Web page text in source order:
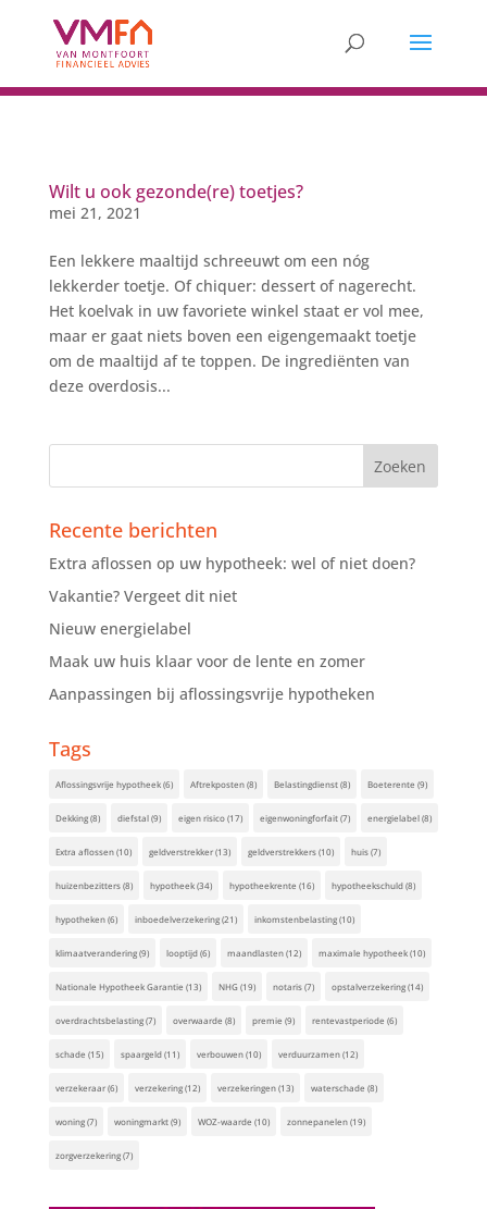
Wilt u ook gezonde(re) toetjes?
mei 21, 2021
Een lekkere maaltijd schreeuwt om een nóg
lekkerder toetje. Of chiquer: dessert of nagerecht.
Het koelvak in uw favoriete winkel staat er vol mee,
maar er gaat niets boven een eigengemaakt toetje
om de maaltijd af te toppen. De ingrediënten van
deze overdosis...
Recente berichten
Extra aflossen op uw hypotheek: wel of niet doen?
Vakantie? Vergeet dit niet
Nieuw energielabel
Maak uw huis klaar voor de lente en zomer
Aanpassingen bij aflossingsvrije hypotheken
Tags
Aflossingsvrije hypotheek(6) Aftrekposten(8) Belastingdienst(8) Boeterente (9)
Dekking(8) diefstal(9) eigen risico(17) eigenwoningforfait(7) energielabel(8)
Extra aflossen(10) geldverstrekker(13) geldverstrekkers(10) huis(7)
huizenbezitters(8) hypotheek(34) hypotheekrente (16) hypotheekschuld(8)
hypotheken(6) inboedelverzekering(21) inkomstenbelasting(10)
klimaatverandering(9) looptijd(6) maandlasten(12) maximale hypotheek(10)
Nationale Hypotheek Garantie (13) NHG(19) notaris(7) opstalverzekering(14)
overdrachtsbelasting(7) overwaarde (8) premie (9) rentevastperiode (6)
schade (15) spaargeld(11) verbouwen(10) verduurzamen(12)
verzekeraar(6) verzekering(12) verzekeringen(13) waterschade (8)
woning(7) woningmarkt(9) WOZ-waarde (10) zonnepanelen(19)
zorgverzekering(7)